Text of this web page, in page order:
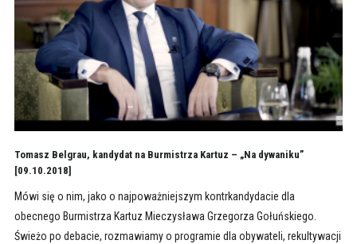
Tomasz Belgrau, kandydat na Burmistrza Kartuz – „Na dywaniku”
[09.10.2018]
Mówi się o nim, jako o najpoważniejszym kontrkandydacie dla
obecnego Burmistrza Kartuz Mieczysława Grzegorza Gołuńskiego.
Świeżo po debacie, rozmawiamy o programie dla obywateli, rekultywacji